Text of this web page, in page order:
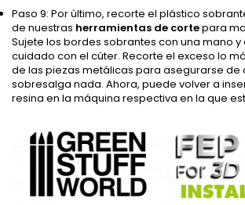
Paso 9: Por último, recorte el plástico
de nuestras herramientas de cortepara
Sujete los bordes sobrantes con una mano
cuidado con el cúter. Recorte el exceso lo
de las piezas metálicas para asegurarse de
sobresalga nada. Ahora, puede volver a
resina en la máquina respectiva en la que